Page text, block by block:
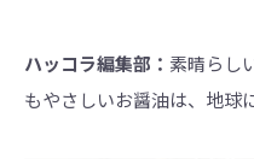
ハッコラ編集部： 素晴らし
もやさしいお醤油は、地球